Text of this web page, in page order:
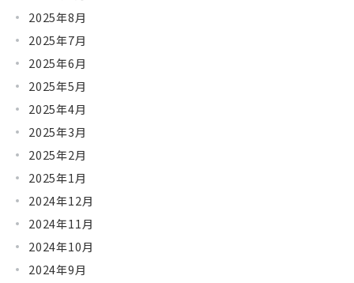
2025年8月
2025年7月
2025年6月
2025年5月
2025年4月
2025年3月
2025年2月
2025年1月
2024年12月
2024年11月
2024年10月
2024年9月